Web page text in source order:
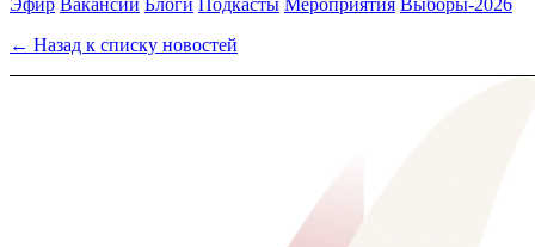
← Назад к списку новостей